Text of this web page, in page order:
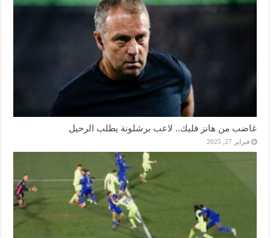
غاضب من هانز فليك.. لاعب برشلونة يطلب الرحيل
فبراير 27, 2025